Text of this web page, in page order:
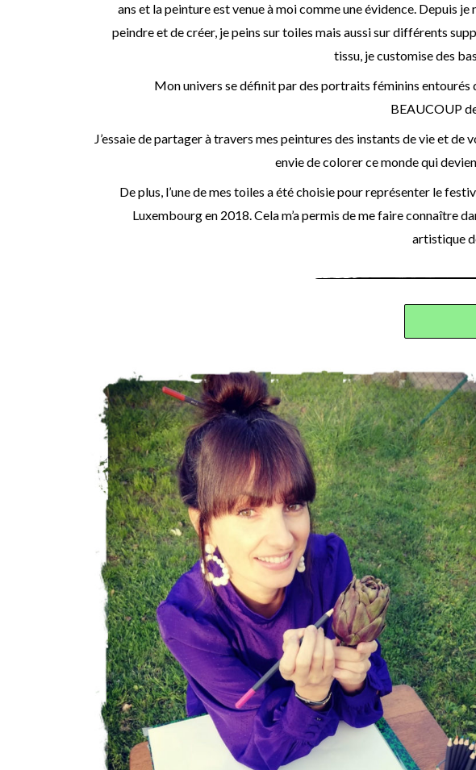
ans et la peinture est venue à moi comme une évidence. Depuis je
peindre et de créer, je peins sur toiles mais aussi sur différents
tissu, je customise des
Mon univers se définit par des portraits féminins entourés
BEAUCOUP
J’essaie de partager à travers mes peintures des instants de vie et de
envie de colorer ce monde qui
De plus, l’une de mes toiles a été choisie pour représenter le
Luxembourg en 2018. Cela m’a permis de me faire connaître
artistique